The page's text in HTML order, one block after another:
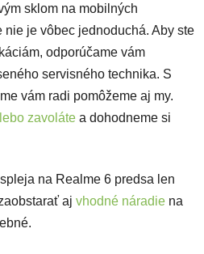
sklom na mobilných
je vôbec jednoduchá. Aby ste
odporúčame vám
servisného technika. S
vám radi pomôžeme aj my.
zavoláte a dohodneme si
na Realme 6 predsa len
aj vhodné náradie na